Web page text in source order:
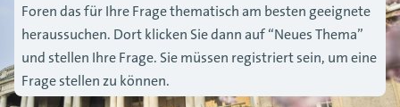
Foren das für Ihre Frage thematisch am besten geeignete
heraussuchen. Dort klicken Sie dann auf “Neues Thema”
und stellen Ihre Frage. Sie müssen registriert sein, um eine
Frage stellen zu können.